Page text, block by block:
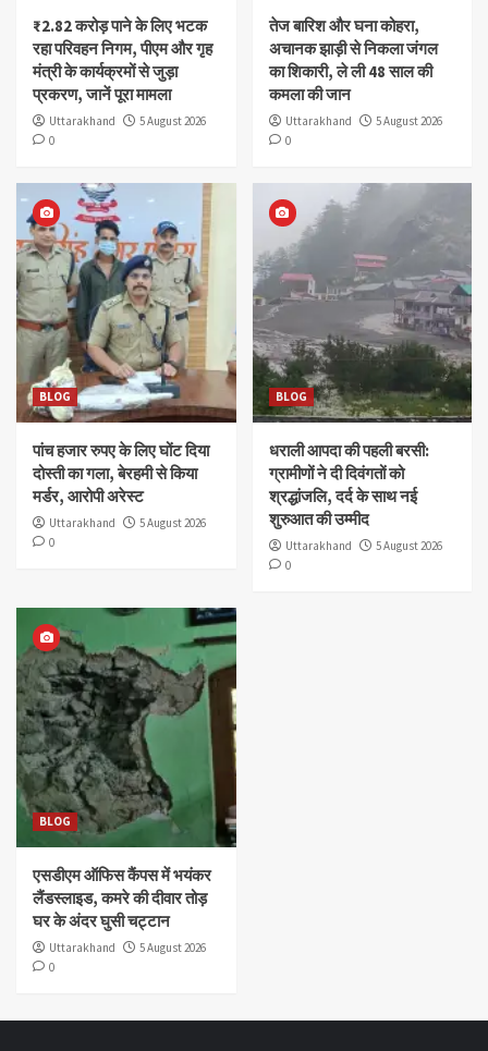
₹2.82 करोड़ पाने के लिए भटक
रहा परिवहन निगम, पीएम और गृह
मंत्री के कार्यक्रमों से जुड़ा
प्रकरण, जानें पूरा मामला
Uttarakhand
5 August 2026
0
तेज बारिश और घना कोहरा,
अचानक झाड़ी से निकला जंगल
का शिकारी, ले ली 48 साल की
कमला की जान
Uttarakhand
5 August 2026
0
BLOG
पांच हजार रुपए के लिए घोंट दिया
दोस्ती का गला, बेरहमी से किया
मर्डर, आरोपी अरेस्ट
Uttarakhand
5 August 2026
0
BLOG
धराली आपदा की पहली बरसी:
ग्रामीणों ने दी दिवंगतों को
श्रद्धांजलि, दर्द के साथ नई
शुरुआत की उम्मीद
Uttarakhand
5 August 2026
0
BLOG
एसडीएम ऑफिस कैंपस में भयंकर
लैंडस्लाइड, कमरे की दीवार तोड़
घर के अंदर घुसी चट्टान
Uttarakhand
5 August 2026
0